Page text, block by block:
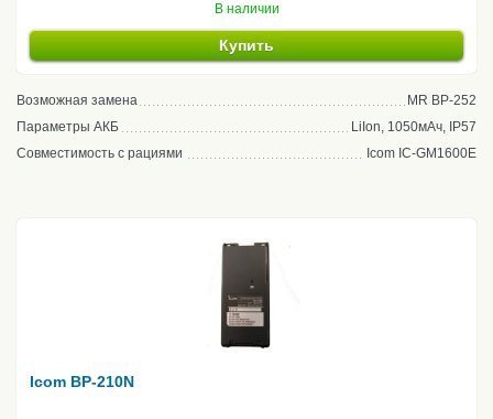
В наличии
Купить
Возможная замена
MR BP-252
Параметры АКБ
LiIon, 1050мАч, IP57
Совместимость с рациями
Icom IC-GM1600E
Icom BP-210N